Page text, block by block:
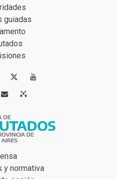
guiadas

 
y normativa